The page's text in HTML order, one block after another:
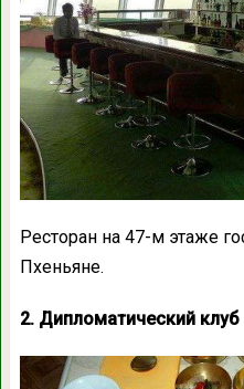
Ресторан на 47-м этаже
Пхеньяне.
2. Дипломатический клуб